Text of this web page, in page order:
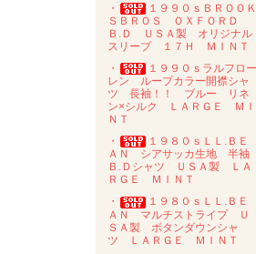
・
１９９０ｓＢＲＯＯＫ
ＳＢＲＯＳ ＯＸＦＯＲＤ
Ｂ.Ｄ ＵＳＡ製 オリジナル
スリーブ １７Ｈ ＭＩＮＴ
・
１９９０ｓラルフロー
レン ループカラー開襟シャ
ツ 長袖！！ ブルー リネ
ン×シルク ＬＡＲＧＥ ＭＩ
ＮＴ
・
１９８０ｓＬＬ.ＢＥ
ＡＮ シアサッカ生地 半袖
Ｂ.Ｄシャツ ＵＳＡ製 ＬＡ
ＲＧＥ ＭＩＮＴ
・
１９８０ｓＬＬ.ＢＥ
ＡＮ マルチストライプ Ｕ
ＳＡ製 ボタンダウンシャ
ツ ＬＡＲＧＥ ＭＩＮＴ